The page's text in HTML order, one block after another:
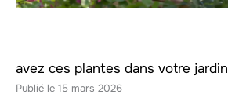
avez ces plantes dans votre jardin
15 mars 2026